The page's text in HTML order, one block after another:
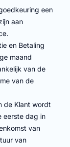
een
aan
en Betaling
maand
van de
van de
de Klant wordt
eerste dag in
van
van